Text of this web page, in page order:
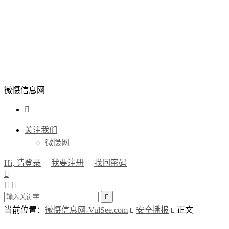
微慑信息网

关注我们
微慑网
Hi, 请登录 我要注册
找回密码

 

当前位置： 微慑信息网-VulSee.com  安全播报  正文